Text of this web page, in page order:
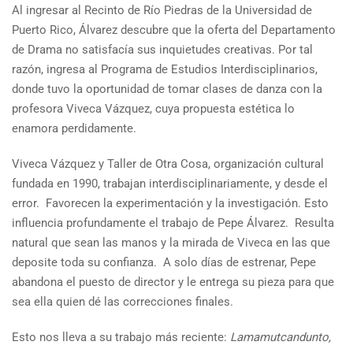
Al ingresar al Recinto de Río Piedras de la Universidad de
Puerto Rico, Álvarez descubre que la oferta del Departamento
de Drama no satisfacía sus inquietudes creativas. Por tal
razón, ingresa al Programa de Estudios Interdisciplinarios,
donde tuvo la oportunidad de tomar clases de danza con la
profesora Viveca Vázquez, cuya propuesta estética lo
enamora perdidamente.
Viveca Vázquez y Taller de Otra Cosa, organización cultural
fundada en 1990, trabajan interdisciplinariamente, y desde el
error. Favorecen la experimentación y la investigación. Esto
influencia profundamente el trabajo de Pepe Álvarez. Resulta
natural que sean las manos y la mirada de Viveca en las que
deposite toda su confianza. A solo días de estrenar, Pepe
abandona el puesto de director y le entrega su pieza para que
sea ella quien dé las correcciones finales.
Esto nos lleva a su trabajo más reciente: Lamamutcandunto,